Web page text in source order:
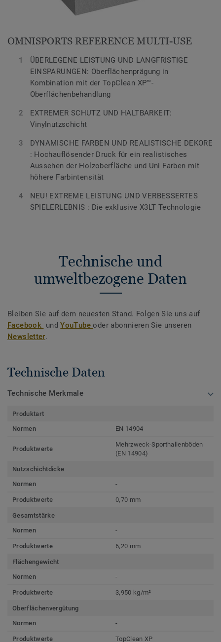
OMNISPORTS REFERENCE MULTI-USE
ÜBERLEGENE LEISTUNG UND LANGFRISTIGE
EINSPARUNGEN: Oberflächenprägung in
Kombination mit der TopClean XP™-
Oberflächenbehandlung
EXTREMER SCHUTZ UND HALTBARKEIT:
Vinylnutzschicht
DYNAMISCHE FARBEN UND REALISTISCHE DEKORE
: Hochauflösender Druck für ein realistisches
Aussehen der Holzoberfläche und Uni Farben mit
höhere Farbintensität
NEU! EXTREME LEISTUNG UND VERBESSERTES
SPIELERLEBNIS : Die exklusive X3LT Technologie
Technische und
umweltbezogene Daten
Bleiben Sie auf dem neuesten Stand. Folgen Sie uns auf
Facebook undYouTubeoder abonnieren Sie unseren
Newsletter.
Technische Daten
Technische Merkmale
Produktart
Normen
EN 14904
Produktwerte
Mehrzweck-Sporthallenböden
(EN 14904)
Nutzschichtdicke
Normen
-
Produktwerte 0,70 mm
Gesamtstärke
Normen
-
Produktwerte 6,20 mm
Flächengewicht
Normen
-
Produktwerte 3,950 kg/m²
Oberflächenvergütung
Normen
-
Produktwerte TopClean XP